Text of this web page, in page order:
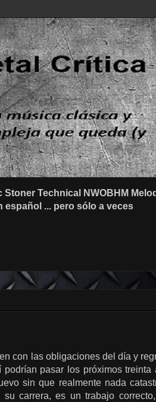
Technical NWOBHM
español ... pero sólo a veces
con las obligaciones del día y
pasar los próximos treinta
sin que realmente nada
carrera, es un trabajo